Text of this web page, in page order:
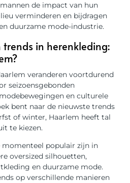
de impact van hun
verminderen en bijdragen
duurzame mode-industrie.
trends in herenkleding:
veranderen voortdurend
seizoensgebonden
en culturele
bent naar de nieuwste trends
of winter, Haarlem heeft tal
te kiezen.
momenteel populair zijn in
oversized silhouetten,
en duurzame mode.
op verschillende manieren